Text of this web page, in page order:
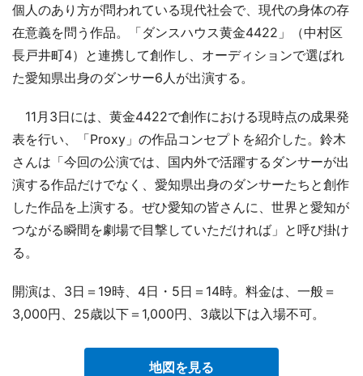
個人のあり方が問われている現代社会で、現代の身体の存
在意義を問う作品。「ダンスハウス黄金4422」（中村区
長戸井町4）と連携して創作し、オーディションで選ばれ
た愛知県出身のダンサー6人が出演する。
11月3日には、黄金4422で創作における現時点の成果発
表を行い、「Proxy」の作品コンセプトを紹介した。鈴木
さんは「今回の公演では、国内外で活躍するダンサーが出
演する作品だけでなく、愛知県出身のダンサーたちと創作
した作品を上演する。ぜひ愛知の皆さんに、世界と愛知が
つながる瞬間を劇場で目撃していただければ」と呼び掛け
る。
開演は、3日＝19時、4日・5日＝14時。料金は、一般＝
3,000円、25歳以下＝1,000円、3歳以下は入場不可。
地図を見る